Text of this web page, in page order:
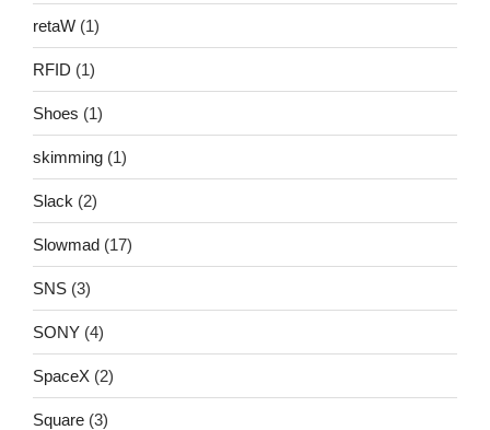
retaW (1)
RFID (1)
Shoes (1)
skimming (1)
Slack (2)
Slowmad (17)
SNS (3)
SONY (4)
SpaceX (2)
Square (3)